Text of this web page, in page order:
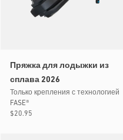
Пряжка для лодыжки из
сплава 2026
Только крепления с технологией
FASE®
Обычная
$20.95